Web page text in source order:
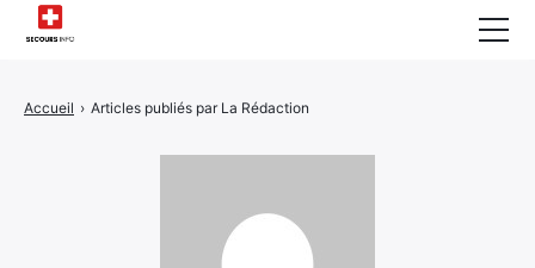
Accueil › Articles publiés par La Rédaction